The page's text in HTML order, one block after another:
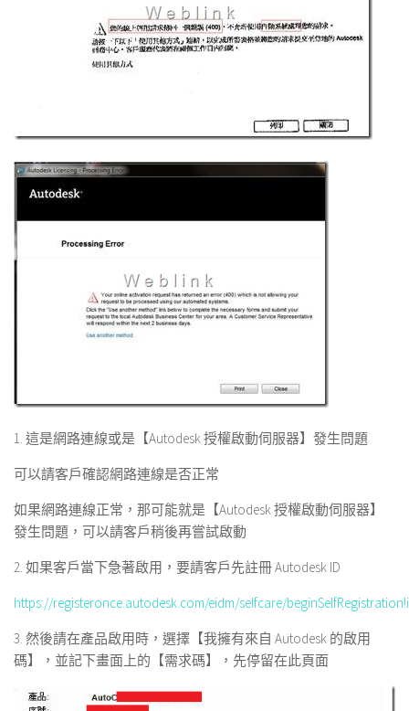
1. 這是網路連線或是【Autodesk 授權啟動伺服器】發生問題
可以請客戶確認網路連線是否正常
如果網路連線正常，那可能就是【Autodesk 授權啟動伺服器】
發生問題，可以請客戶稍後再嘗試啟動
2. 如果客戶當下急著啟用，要請客戶先註冊 Autodesk ID
https://registeronce.autodesk.com/eidm/selfcare/
3. 然後請在產品啟用時，選擇【我擁有來自 Autodesk 的啟用
碼】，並記下畫面上的【需求碼】，先停留在此頁面